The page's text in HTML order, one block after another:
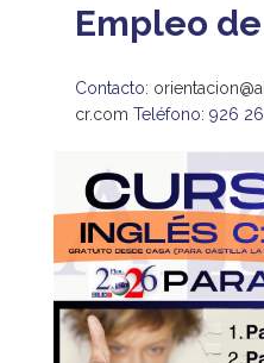
Empleo de
Contacto:
cr.com Teléfono: 926